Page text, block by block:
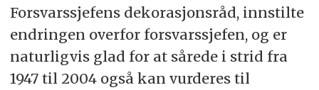
Forsvarssjefens dekorasjonsråd, innstilte
endringen overfor forsvarssjefen, og er
naturligvis glad for at sårede i strid fra
1947 til 2004 også kan vurderes til